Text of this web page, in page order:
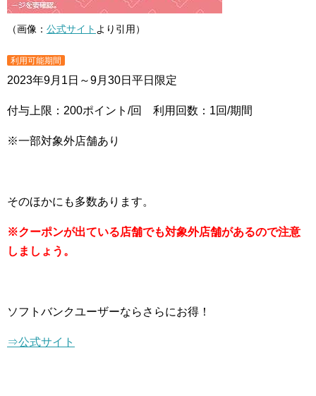
（画像： 公式サイト より引用）
利用可能期間
2023年9月1日～9月30日平日限定
付与上限：200ポイント/回 利用回数：1回/期間
※一部対象外店舗あり
そのほかにも多数あります。
※クーポンが出ている店舗でも対象外店舗があるので注意
しましょう。
ソフトバンクユーザーならさらにお得！
⇒公式サイト